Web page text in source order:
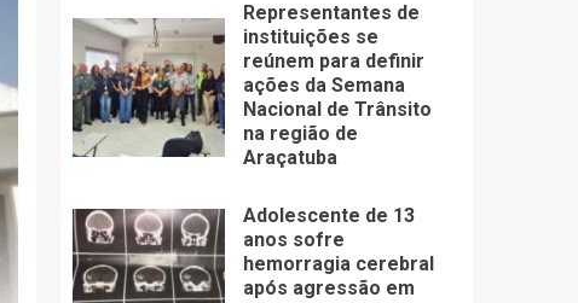
Representantes de
instituições se
reúnem para definir
ações da Semana
Nacional de Trânsito
na região de
Araçatuba
Adolescente de 13
anos sofre
hemorragia cerebral
após agressão em